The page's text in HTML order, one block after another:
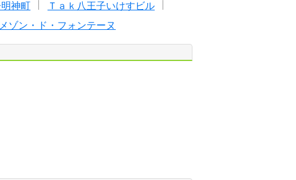
神町
Ｔａｋ八王子いけすビル
メゾン・ド・フォンテーヌ